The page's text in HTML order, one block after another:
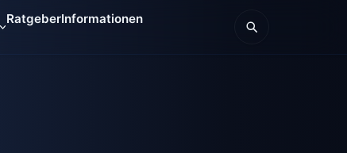
RatgeberInformationen